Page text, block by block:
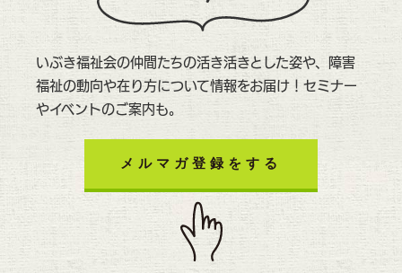
いぶき福祉会の仲間たちの活き活きとした姿や、障害
福祉の動向や在り方について情報をお届け！セミナー
やイベントのご案内も。
メルマガ登録をする